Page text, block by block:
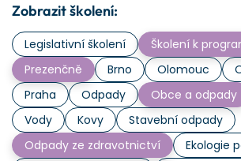
Zobrazit školení:
Legislativní školení Školení k
Prezenčně
Brno Olomouc
Praha
Odpady Obce a odpady
Vody
Kovy
Stavební odpady
Odpady ze zdravotnictví
Ekologie